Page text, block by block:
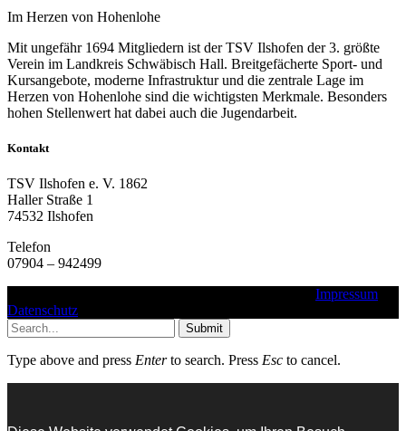
Im Herzen von Hohenlohe
Mit ungefähr 1694 Mitgliedern ist der TSV Ilshofen der 3. größte
Verein im Landkreis Schwäbisch Hall. Breitgefächerte Sport- und
Kursangebote, moderne Infrastruktur und die zentrale Lage im
Herzen von Hohenlohe sind die wichtigsten Merkmale. Besonders
hohen Stellenwert hat dabei auch die Jugendarbeit.
Kontakt
TSV Ilshofen e. V. 1862
Haller Straße 1
74532 Ilshofen
Telefon
07904 – 942499
Impressum
Datenschutz
Submit
Type above and press Enterto search. Press Esc to cancel.